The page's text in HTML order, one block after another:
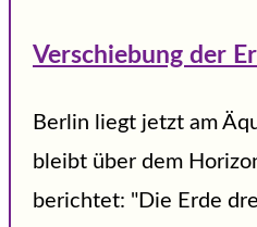
Verschiebung der
Berlin liegt jetzt am
bleibt über dem
berichtet: "Die Erde